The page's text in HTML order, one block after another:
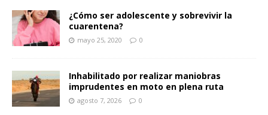
¿Cómo ser adolescente y sobrevivir la
cuarentena?
mayo 25, 2020 0
Inhabilitado por realizar maniobras
imprudentes en moto en plena ruta
agosto 7, 2026 0